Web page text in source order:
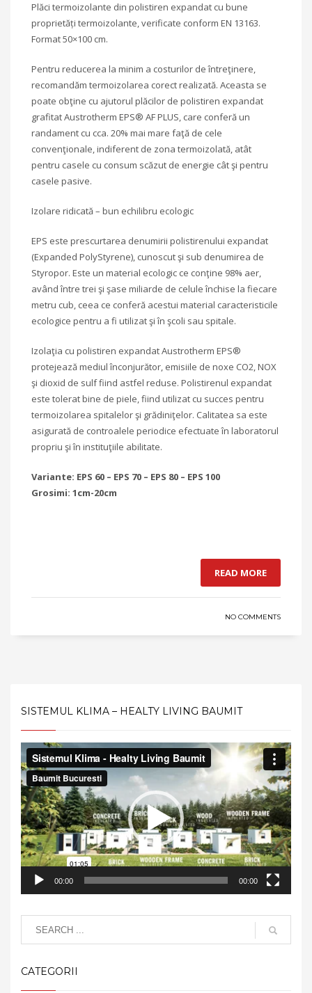
Plăci termoizolante din polistiren expandat cu bune
proprietăți termoizolante, verificate conform EN 13163.
Format 50×100 cm.
Pentru reducerea la minim a costurilor de întreţinere,
recomandăm termoizolarea corect realizată. Aceasta se
poate obţine cu ajutorul plăcilor de polistiren expandat
grafitat Austrotherm EPS® AF PLUS, care conferă un
randament cu cca. 20% mai mare faţă de cele
convenţionale, indiferent de zona termoizolată, atât
pentru casele cu consum scăzut de energie cât şi pentru
casele pasive.
Izolare ridicată – bun echilibru ecologic
EPS este prescurtarea denumirii polistirenului expandat
(Expanded PolyStyrene), cunoscut şi sub denumirea de
Styropor. Este un material ecologic ce conţine 98% aer,
având între trei şi şase miliarde de celule închise la fiecare
metru cub, ceea ce conferă acestui material caracteristicile
ecologice pentru a fi utilizat şi în şcoli sau spitale.
Izolaţia cu polistiren expandat Austrotherm EPS®
protejează mediul înconjurător, emisiile de noxe CO2, NOX
şi dioxid de sulf fiind astfel reduse. Polistirenul expandat
este tolerat bine de piele, fiind utilizat cu succes pentru
termoizolarea spitalelor şi grădiniţelor. Calitatea sa este
asigurată de controalele periodice efectuate în laboratorul
propriu şi în instituţiile abilitate.
Variante: EPS 60 – EPS 70 – EPS 80 – EPS 100
Grosimi: 1cm-20cm
READ MORE
NO COMMENTS
SISTEMUL KLIMA – HEALTY LIVING BAUMIT
Video
Player
00:00 00:00
CATEGORII